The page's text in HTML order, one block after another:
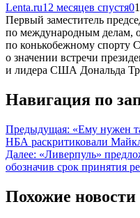
Lenta.ru12 месяцев спустя0
Первый заместитель
по международным делам,
по конькобежному спорту
о значении встречи
и лидера США Дональда
Навигация по
Предыдущая: «Ему нужен
НБА раскритиковали
Далее: «Ливерпуль»
обозначив срок принятия
Похожие новости